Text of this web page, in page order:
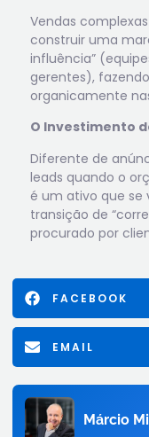
Vendas
construir uma
influência”
gerentes),
organicamente
O Investimento
Diferente de
leads quando o
é um ativo que se
transição de
procurado por
FACEBOOK
EMAIL
Márcio